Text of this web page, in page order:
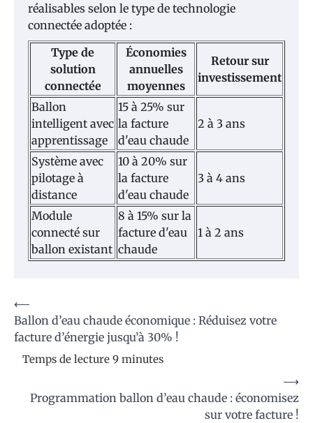
réalisables selon le type de technologie
connectée adoptée :
Type de
solution
connectée
Économies
annuelles
moyennes
Retour sur
investissement
Ballon
intelligent avec
apprentissage
15 à 25% sur
la facture
d'eau chaude
2 à 3 ans
Système avec
pilotage à
distance
10 à 20% sur
la facture
d'eau chaude
3 à 4 ans
Module
connecté sur
ballon existant
8 à 15% sur la
facture d'eau
chaude
1 à 2 ans
Navigation
de
l’article
⟵
Ballon d’eau chaude économique : Réduisez votre
facture d’énergie jusqu’à 30% !
Programmation ballon d’eau chaude : économisez
sur votre facture !
⟶